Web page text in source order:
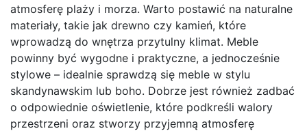
atmosferę plaży i morza. Warto postawić na naturalne
materiały, takie jak drewno czy kamień, które
wprowadzą do wnętrza przytulny klimat. Meble
powinny być wygodne i praktyczne, a jednocześnie
stylowe – idealnie sprawdzą się meble w stylu
skandynawskim lub boho. Dobrze jest również zadbać
o odpowiednie oświetlenie, które podkreśli walory
przestrzeni oraz stworzy przyjemną atmosferę